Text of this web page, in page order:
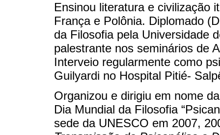
Ensinou literatura e civilização
França e Polônia. Diplomado
da Filosofia pela Universidade
palestrante nos seminários de
Interveio regularmente como
Guilyardi no Hospital Pitié-
Organizou e dirigiu em nome
Dia Mundial da Filosofia
sede da UNESCO em 2007,